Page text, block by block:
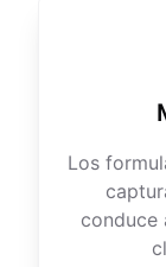
Los
conduce